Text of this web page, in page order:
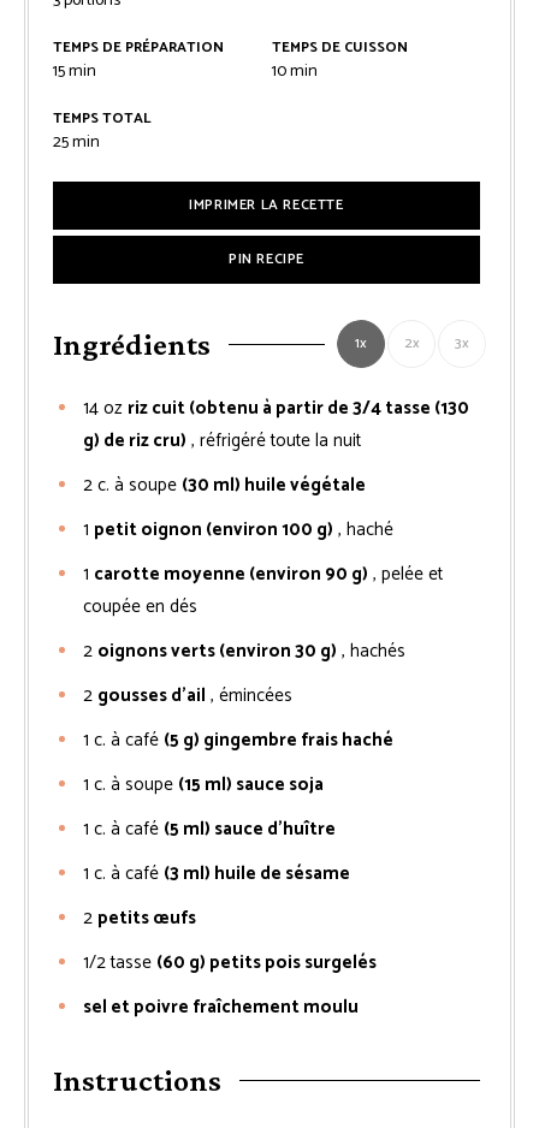
TEMPS DE PRÉPARATION
15minutes
min
TEMPS DE CUISSON
10minutes
min
TEMPS TOTAL
25minutes
min
IMPRIMER LA RECETTE
PIN RECIPE
Ingrédients 1x 2x 3x
14oz riz cuit (obtenu à partir de 3/4 tasse (130
g) de riz cru) , réfrigéré toute la nuit
2c. à soupe (30 ml) huile végétale
1 petit oignon (environ 100 g) , haché
1 carotte moyenne (environ 90 g) , pelée et
coupée en dés
2 oignons verts (environ 30 g) , hachés
2 gousses d’ail , émincées
1 c. à café (5 g) gingembre frais haché
1 c. à soupe (15 ml) sauce soja
1 c. à café (5 ml) sauce d’huître
1 c. à café (3 ml) huile de sésame
2 petits œufs
1/2tasse (60 g) petits pois surgelés
sel et poivre fraîchement moulu
Instructions